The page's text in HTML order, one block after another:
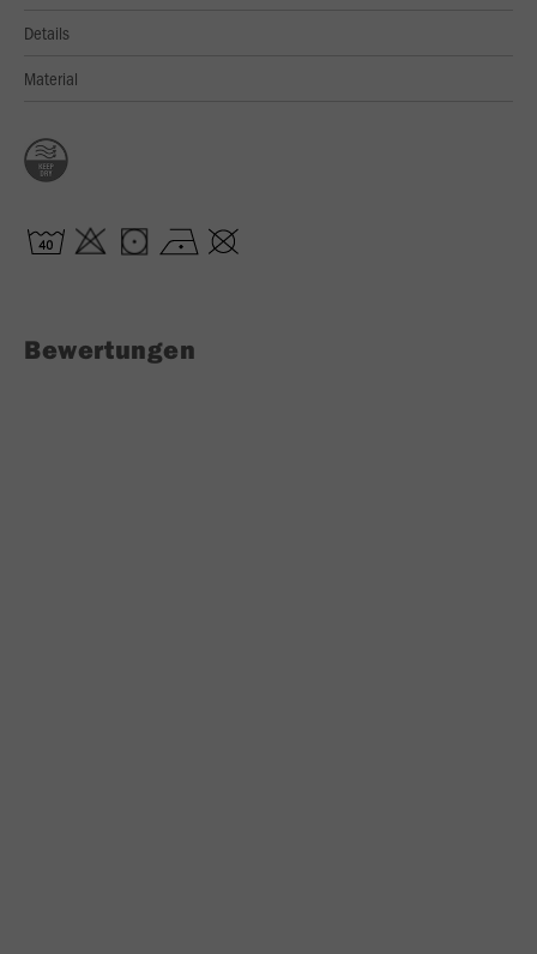
Details
Material
Bewertungen